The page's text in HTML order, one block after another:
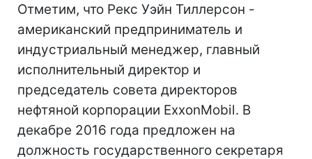
Отметим, что Рекс Уэйн Тиллерсон -
американский предприниматель и
индустриальный менеджер, главный
исполнительный директор и
председатель совета директоров
нефтяной корпорации ExxonMobil. В
декабре 2016 года предложен на
должность государственного секретаря